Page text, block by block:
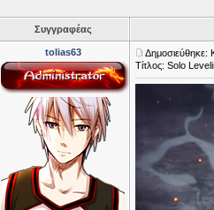
Συγγραφέας
tolias63
Δημοσιεύθηκε:
Τίτλος: Solo